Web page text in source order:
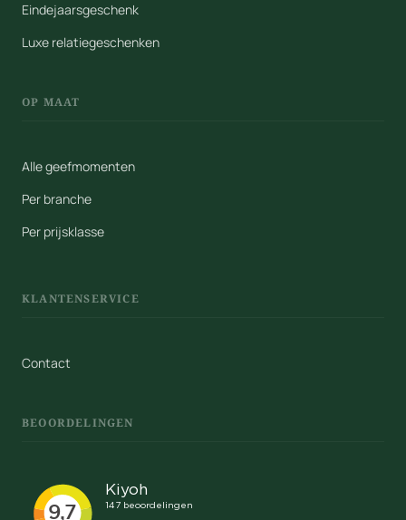
Eindejaarsgeschenk
Luxe relatiegeschenken
OP MAAT
Alle geefmomenten
Per branche
Per prijsklasse
KLANTENSERVICE
Contact
BEOORDELINGEN